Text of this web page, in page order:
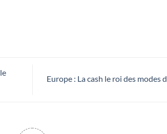
Europe : La cash le roi des modes